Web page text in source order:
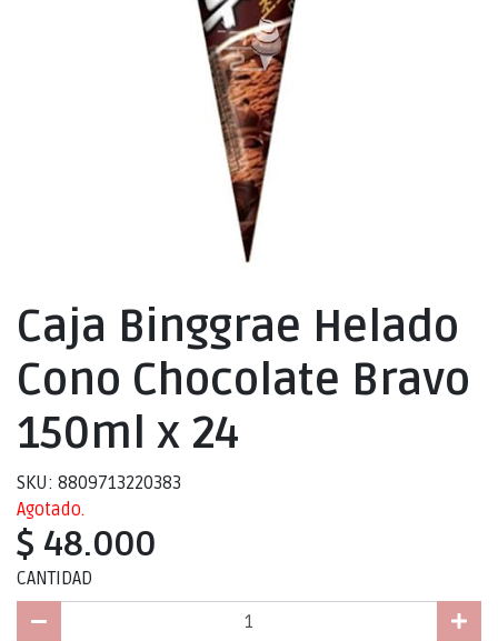
Caja Binggrae Helado
Cono Chocolate Bravo
150ml x 24
SKU: 8809713220383
Agotado.
$ 48.000
CANTIDAD